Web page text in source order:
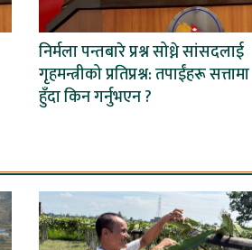
निर्मला पन्तबारे प्रश्न सोध्ने सांसदलाई
गृहमन्त्रीको प्रतिप्रश्न: तपाईंहरू सत्तामा
हुँदा किन गर्नुभएन ?